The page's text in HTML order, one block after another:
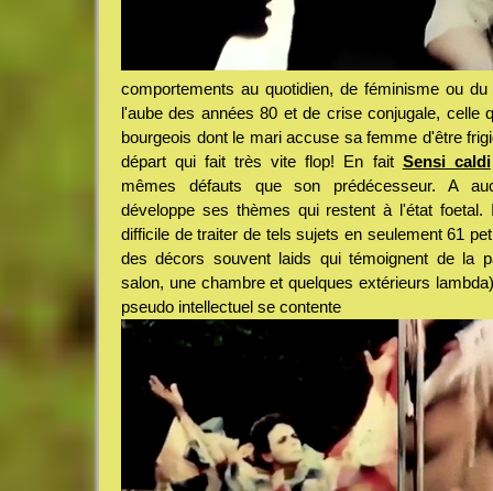
comportements au quotidien, de féminisme ou
l'aube des années 80 et de crise conjugale, celle
bourgeois dont le mari accuse sa femme d'être
départ qui fait très vite flop! En fait Sensi caldi
mêmes défauts que son prédécesseur. A
développe ses thèmes qui restent à l'état
difficile de traiter de tels sujets en seulement 61
des décors souvent laids qui témoignent de la
salon, une chambre et quelques extérieurs
pseudo intellectuel se contente